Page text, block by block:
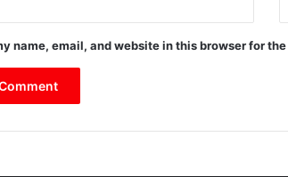
name, email, and website in this browser for